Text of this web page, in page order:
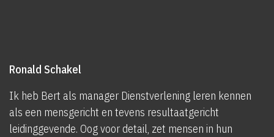
Ronald Schakel
Ik heb Bert als manager Dienstverlening leren kennen
als een mensgericht en tevens resultaatgericht
leidinggevende. Oog voor detail, zet mensen in hun